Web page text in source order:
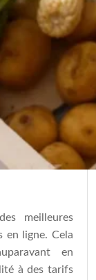
meilleures
en ligne. Cela
en
à des tarifs